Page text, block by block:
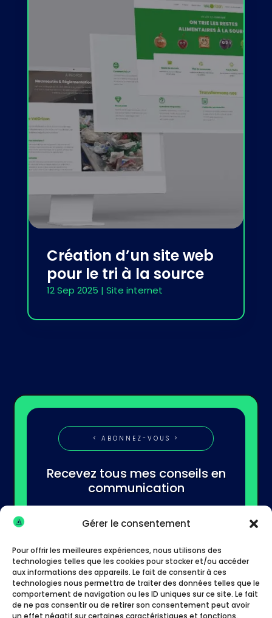
Gérer le consentement
Pour offrir les meilleures expériences, nous utilisons des
technologies telles que les cookies pour stocker et/ou accéder
aux informations des appareils. Le fait de consentir à ces
technologies nous permettra de traiter des données telles que le
comportement de navigation ou les ID uniques sur ce site. Le fait
de ne pas consentir ou de retirer son consentement peut avoir
un effet négatif sur certaines caractéristiques et fonctions.
Création d’un site web
pour le tri à la source
12 Sep 2025 | Site internet
< ABONNEZ-VOUS >
Recevez tous mes conseils en
communication
S'abonner